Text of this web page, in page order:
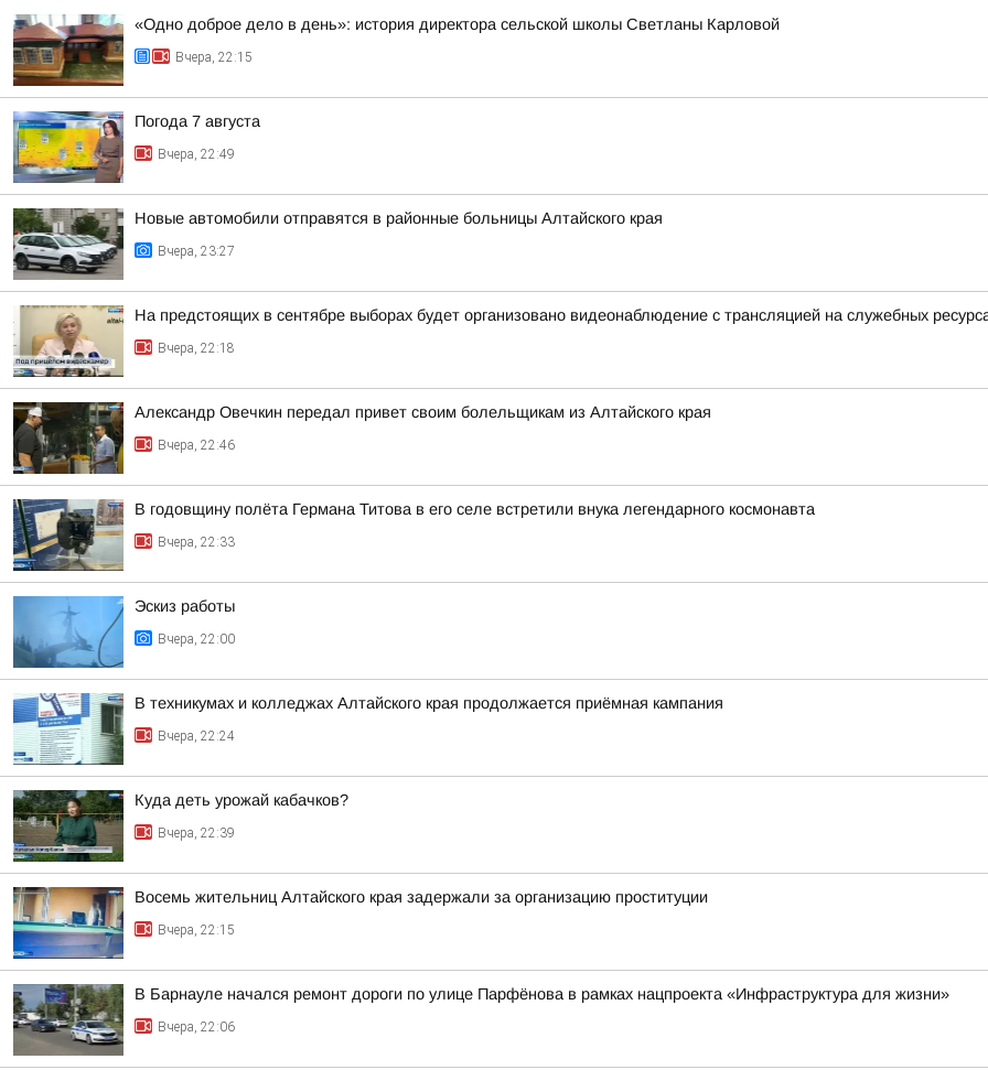
«Одно доброе дело в день»: история директора сельской школы Светланы Карловой
Вчера, 22:15
Погода 7 августа
Вчера, 22:49
Новые автомобили отправятся в районные больницы Алтайского края
Вчера, 23:27
На предстоящих в сентябре выборах будет организовано видеонаблюдение с трансляцией на служебных
Вчера, 22:18
Александр Овечкин передал привет своим болельщикам из Алтайского края
Вчера, 22:46
В годовщину полёта Германа Титова в его селе встретили внука легендарного космонавта
Вчера, 22:33
Эскиз работы
Вчера, 22:00
В техникумах и колледжах Алтайского края продолжается приёмная кампания
Вчера, 22:24
Куда деть урожай кабачков?
Вчера, 22:39
Восемь жительниц Алтайского края задержали за организацию проституции
Вчера, 22:15
В Барнауле начался ремонт дороги по улице Парфёнова в рамках нацпроекта «Инфраструктура для жизни»
Вчера, 22:06